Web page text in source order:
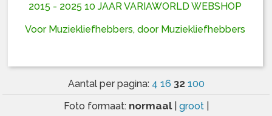
2015 - 2025 10 JAAR VARIAWORLD WEBSHOP
Voor Muziekliefhebbers, door Muziekliefhebbers
Aantal per pagina: 4 16 32 100
Foto formaat: normaal groot